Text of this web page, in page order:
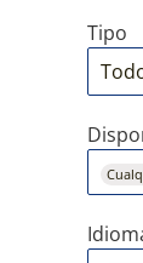
Tipo